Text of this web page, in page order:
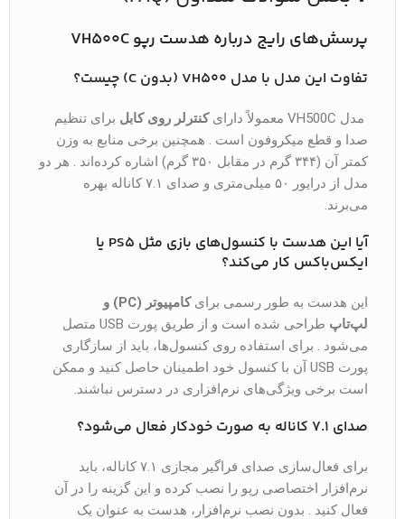
پرسش‌های رایج درباره هدست رپو VH500C
تفاوت این مدل با مدل VH500 (بدون C) چیست؟
مدل VH500C معمولاً دارای کنترلر روی کابل برای تنظیم
صدا و قطع میکروفون است . همچنین برخی منابع به وزن
کمتر آن (۳۴۴ گرم در مقابل ۳۵۰ گرم) اشاره کرده‌اند . هر دو
مدل از درایور ۵۰ میلی‌متری و صدای ۷.۱ کاناله بهره
می‌برند.
آیا این هدست با کنسول‌های بازی مثل PS5 یا
ایکس‌باکس کار می‌کند؟
این هدست به طور رسمی برای
کامپیوتر (PC) و
لپ‌تاپ
طراحی شده است و از طریق پورت USB متصل
می‌شود . برای استفاده روی کنسول‌ها، باید از سازگاری
پورت USB آن با کنسول خود اطمینان حاصل کنید و ممکن
است برخی ویژگی‌های نرم‌افزاری در دسترس نباشند.
صدای ۷.۱ کاناله به صورت خودکار فعال می‌شود؟
برای فعال‌سازی صدای فراگیر مجازی ۷.۱ کاناله، باید
نرم‌افزار اختصاصی رپو را نصب کرده و این گزینه را در آن
فعال کنید . بدون نصب نرم‌افزار، هدست به عنوان یک